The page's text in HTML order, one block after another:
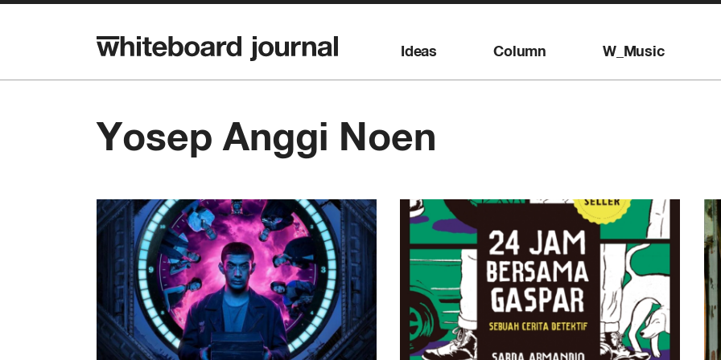
Ideas Column W_Music
Yosep Anggi Noen